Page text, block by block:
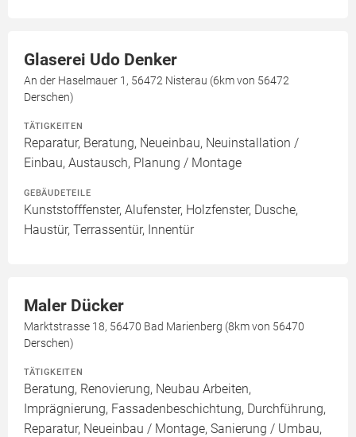
Glaserei Udo Denker
An der Haselmauer 1, 56472 Nisterau (6km von 56472
Derschen)
TÄTIGKEITEN
Reparatur, Beratung, Neueinbau, Neuinstallation /
Einbau, Austausch, Planung / Montage
GEBÄUDETEILE
Kunststofffenster, Alufenster, Holzfenster, Dusche,
Haustür, Terrassentür, Innentür
Maler Dücker
Marktstrasse 18, 56470 Bad Marienberg (8km von 56470
Derschen)
TÄTIGKEITEN
Beratung, Renovierung, Neubau Arbeiten,
Imprägnierung, Fassadenbeschichtung, Durchführung,
Reparatur, Neueinbau / Montage, Sanierung / Umbau,